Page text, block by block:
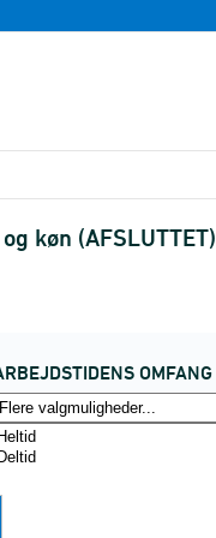
køn (AFSLUTTET)
OMFANG